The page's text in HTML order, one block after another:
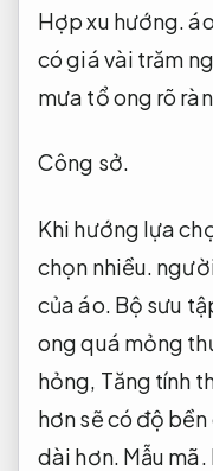
Hợp xu hướng.
có giá vài trăm
mưa tổ ong rõ
Công sở.
Khi hướng lựa
chọn nhiều.
của áo. Bộ sưu
ong quá mỏng
hỏng, Tăng tính
hơn sẽ có độ bền
dài hơn. Mẫu mã.